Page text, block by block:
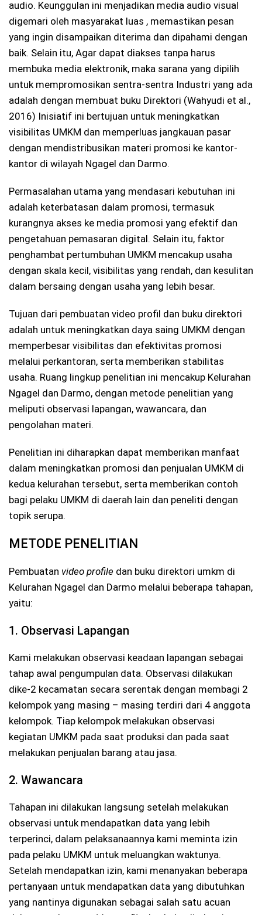
audio. Keunggulan ini menjadikan media audio visual
digemari oleh masyarakat luas , memastikan pesan
yang ingin disampaikan diterima dan dipahami dengan
baik. Selain itu, Agar dapat diakses tanpa harus
membuka media elektronik, maka sarana yang dipilih
untuk mempromosikan sentra-sentra Industri yang ada
adalah dengan membuat buku Direktori (Wahyudi et al.,
2016) Inisiatif ini bertujuan untuk meningkatkan
visibilitas UMKM dan memperluas jangkauan pasar
dengan mendistribusikan materi promosi ke kantor-
kantor di wilayah Ngagel dan Darmo.
Permasalahan utama yang mendasari kebutuhan ini
adalah keterbatasan dalam promosi, termasuk
kurangnya akses ke media promosi yang efektif dan
pengetahuan pemasaran digital. Selain itu, faktor
penghambat pertumbuhan UMKM mencakup usaha
dengan skala kecil, visibilitas yang rendah, dan kesulitan
dalam bersaing dengan usaha yang lebih besar.
Tujuan dari pembuatan video profil dan buku direktori
adalah untuk meningkatkan daya saing UMKM dengan
memperbesar visibilitas dan efektivitas promosi
melalui perkantoran, serta memberikan stabilitas
usaha. Ruang lingkup penelitian ini mencakup Kelurahan
Ngagel dan Darmo, dengan metode penelitian yang
meliputi observasi lapangan, wawancara, dan
pengolahan materi.
Penelitian ini diharapkan dapat memberikan manfaat
dalam meningkatkan promosi dan penjualan UMKM di
kedua kelurahan tersebut, serta memberikan contoh
bagi pelaku UMKM di daerah lain dan peneliti dengan
topik serupa.
METODE PENELITIAN
Pembuatan video profile dan buku direktori umkm di
Kelurahan Ngagel dan Darmo melalui beberapa tahapan,
yaitu:
1. Observasi Lapangan
Kami melakukan observasi keadaan lapangan sebagai
tahap awal pengumpulan data. Observasi dilakukan
dike-2 kecamatan secara serentak dengan membagi 2
kelompok yang masing – masing terdiri dari 4 anggota
kelompok. Tiap kelompok melakukan observasi
kegiatan UMKM pada saat produksi dan pada saat
melakukan penjualan barang atau jasa.
2. Wawancara
Tahapan ini dilakukan langsung setelah melakukan
observasi untuk mendapatkan data yang lebih
terperinci, dalam pelaksanaannya kami meminta izin
pada pelaku UMKM untuk meluangkan waktunya.
Setelah mendapatkan izin, kami menanyakan beberapa
pertanyaan untuk mendapatkan data yang dibutuhkan
yang nantinya digunakan sebagai salah satu acuan